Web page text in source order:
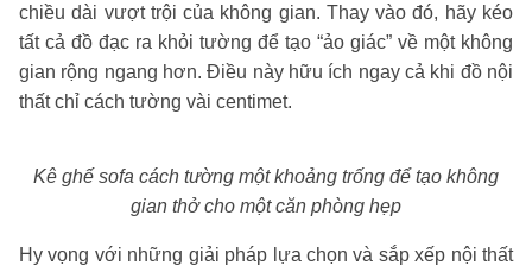
chiều dài vượt trội của không gian. Thay vào đó, hãy kéo
tất cả đồ đạc ra khỏi tường để tạo “ảo giác” về một không
gian rộng ngang hơn. Điều này hữu ích ngay cả khi đồ nội
thất chỉ cách tường vài centimet.
Kê ghế sofa cách tường một khoảng trống để tạo không
gian thở cho một căn phòng hẹp
Hy vọng với những giải pháp lựa chọn và sắp xếp nội thất